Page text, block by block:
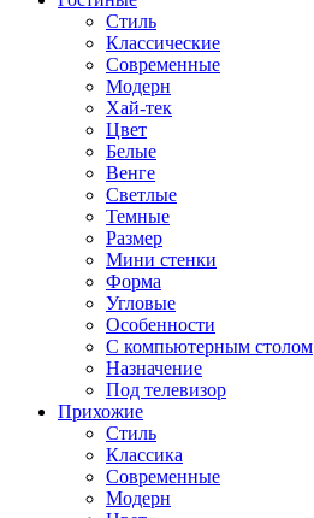
Стиль
Классические
Современные
Модерн
Хай-тек
Цвет
Белые
Венге
Светлые
Темные
Размер
Мини стенки
Форма
Угловые
Особенности
С компьютерным столом
Назначение
Под телевизор
Прихожие
Стиль
Классика
Современные
Модерн